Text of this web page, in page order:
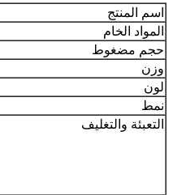
اسم المنتج
المواد الخام
حجم مضغوط
وزن
لون
نمط
التعبئة والتغليف